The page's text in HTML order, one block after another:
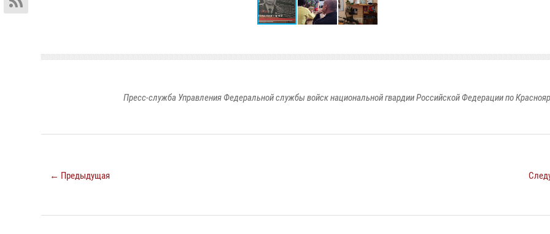
Пресс-служба Управления Федеральной службы войск национальной гвардии Российской Федерации по
← Предыдущая